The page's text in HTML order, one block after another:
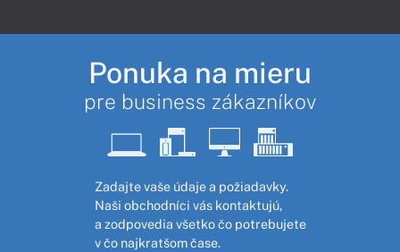
Ponuka na mieru
pre business zákazníkov
Zadajte vaše údaje a požiadavky.
Naši obchodníci vás kontaktujú,
a zodpovedia všetko čo potrebujete
v čo najkratšom čase.